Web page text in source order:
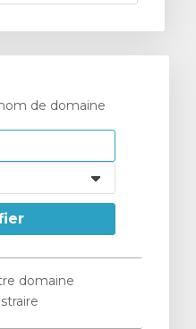
de domaine
domaine